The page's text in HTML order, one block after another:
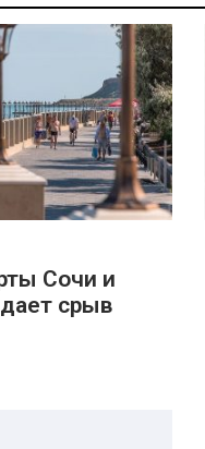
Сочи и
срыв